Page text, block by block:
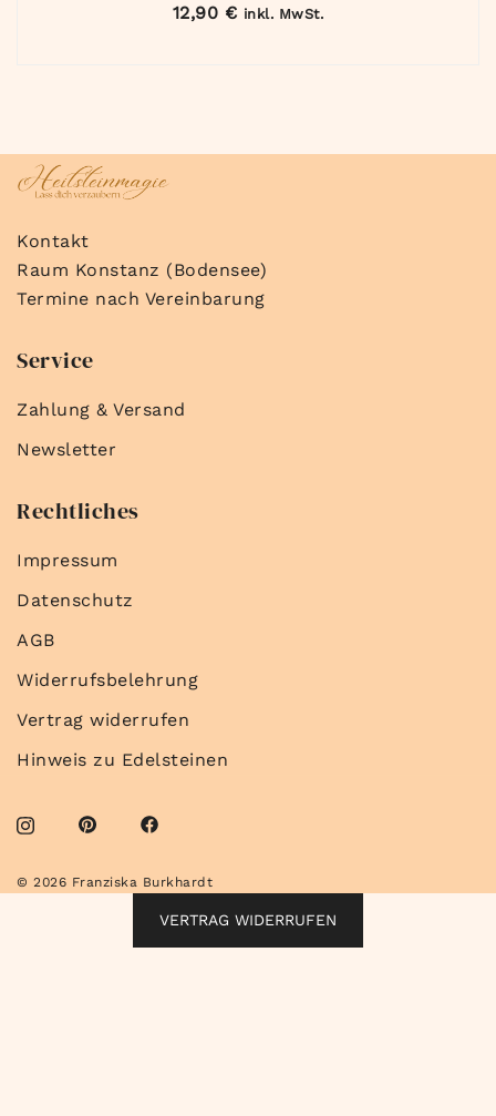
12,90 € inkl. MwSt.
Kontakt
Raum Konstanz (Bodensee)
Termine nach Vereinbarung
Service
Zahlung & Versand
Newsletter
Rechtliches
Impressum
Datenschutz
AGB
Widerrufsbelehrung
Vertrag widerrufen
Hinweis zu Edelsteinen
© 2026 Franziska Burkhardt
VERTRAG WIDERRUFEN